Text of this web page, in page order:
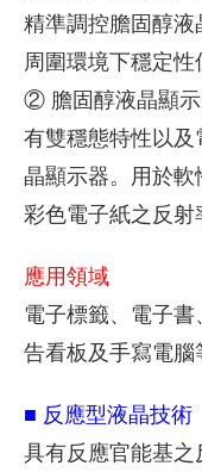
精準調控膽固醇
周圍環境下穩定性
② 膽固醇液晶顯
有雙穩態特性以
晶顯示器。用於
彩色電子紙之反射
應用領域
電子標籤、電子
告看板及手寫電
■ 反應型液晶技術
具有反應官能基